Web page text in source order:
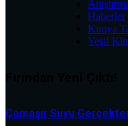
Haberler
Kimya
Yeşil
Çamaşır Suyu